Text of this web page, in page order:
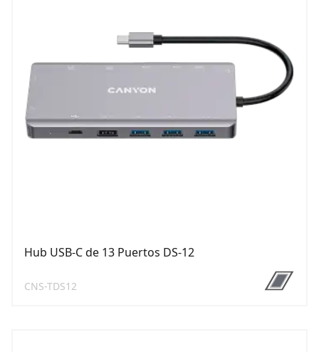
Hub USB-C de 13 Puertos DS-12
CNS-TDS12